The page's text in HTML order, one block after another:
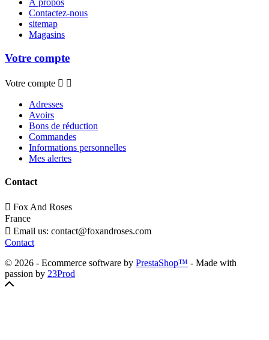
À propos
Contactez-nous
sitemap
Magasins
Votre compte
Votre compte  
Adresses
Avoirs
Bons de réduction
Commandes
Informations personnelles
Mes alertes
Contact
 Fox And Roses
France
 Email us: contact@foxandroses.com
Contact
© 2026 - Ecommerce software by PrestaShop™ - Made with
passion by 23Prod